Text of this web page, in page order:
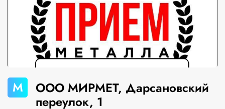
М
ООО МИРМЕТ, Дарсановский
переулок, 1